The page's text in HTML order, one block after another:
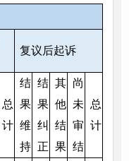
复议后起诉
总
计
结
果
维
持
结
果
纠
正
其
他
结
果
尚
未
审
结
总
计